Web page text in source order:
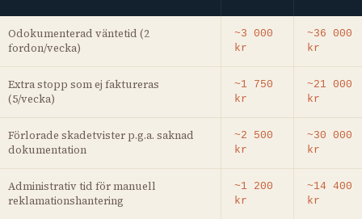
Odokumenterad väntetid (2
fordon/vecka)
~3 000
kr
~36 000
kr
Extra stopp som ej faktureras
(5/vecka)
~1 750
kr
~21 000
kr
Förlorade skadetvister p.g.a. saknad
dokumentation
~2 500
kr
~30 000
kr
Administrativ tid för manuell
reklamationshantering
~1 200
kr
~14 400
kr